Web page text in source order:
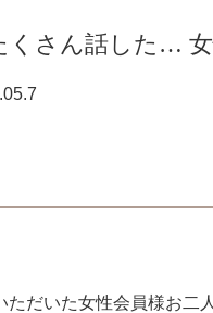
さん話した…
ただいた女性会員様お